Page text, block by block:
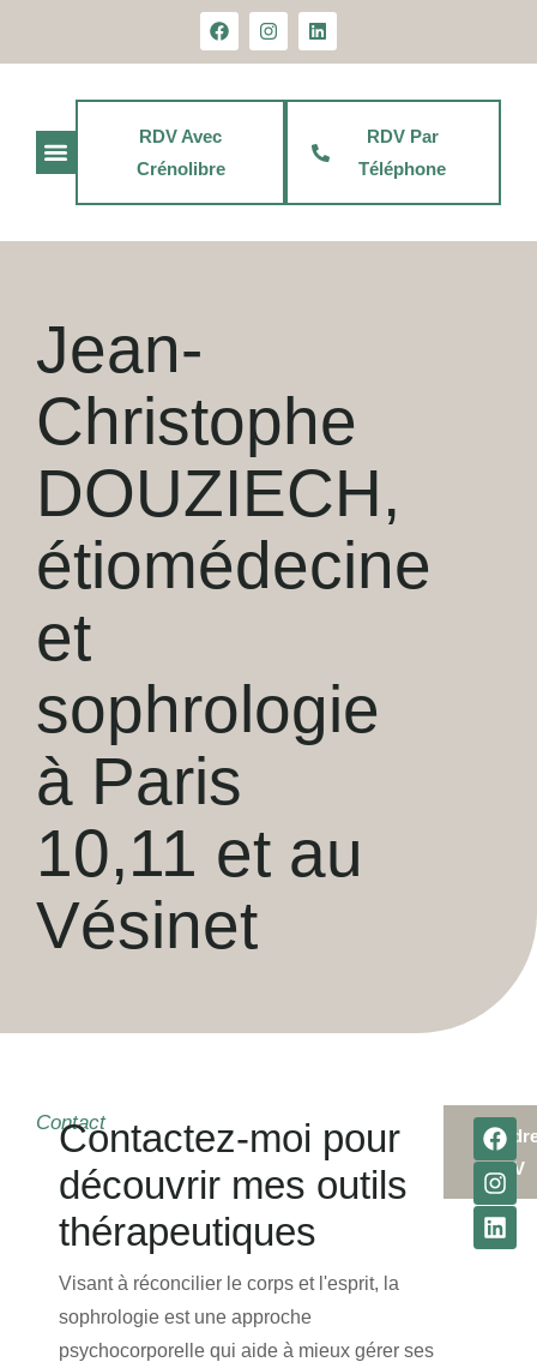
RDV Avec
Crénolibre
RDV Par
Téléphone
Jean-
Christophe
DOUZIECH,
étiomédecine
et
sophrologie
à Paris
10,11 et au
Vésinet
Contact
Contactez-moi pour
découvrir mes outils
thérapeutiques
Visant à réconcilier le corps et l'esprit, la
sophrologie est une approche
psychocorporelle qui aide à mieux gérer ses
RDV